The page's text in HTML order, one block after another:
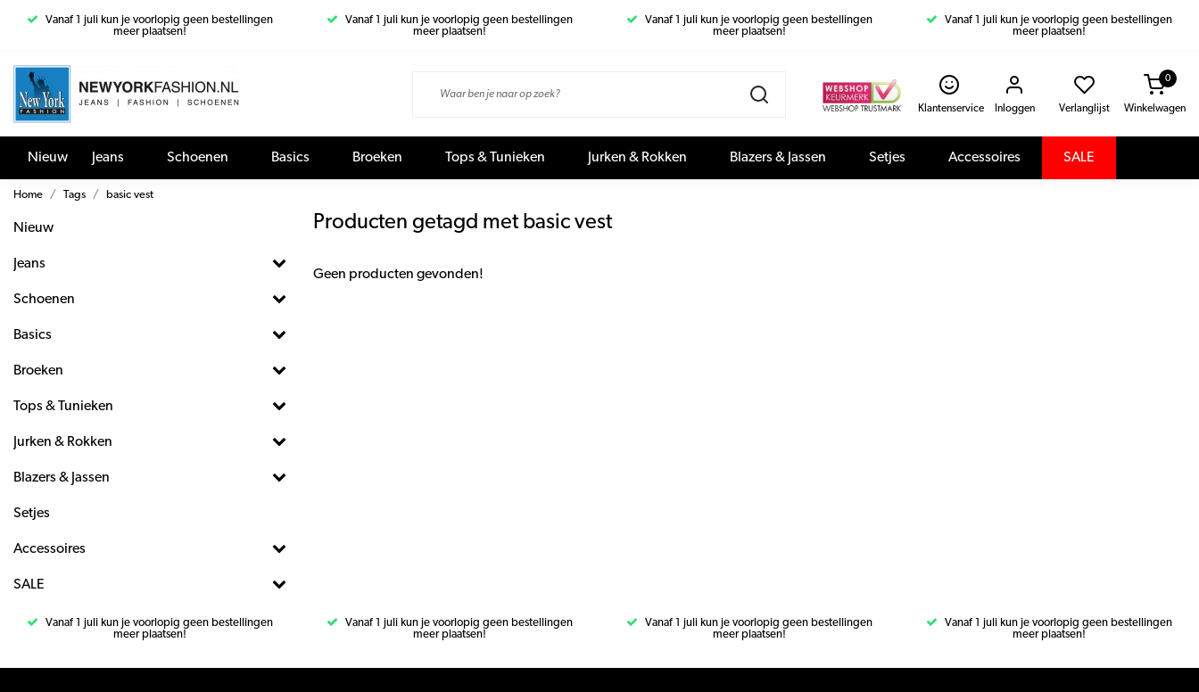
Vanaf 1 juli kun je voorlopig geen bestellingen
meer plaatsen!
Vanaf 1 juli kun je voorlopig geen bestellingen
meer plaatsen!
Vanaf 1 juli kun je voorlopig geen bestellingen
meer plaatsen!
Vanaf 1 juli kun je voorlopig geen bestellingen
meer plaatsen!
Klantenservice Inloggen Verlanglijst Winkelwagen
0
Nieuw Jeans Schoenen Basics Broeken Tops & Tunieken Jurken & Rokken Blazers & Jassen Setjes Accessoires SALE
Home Tags basic vest
Nieuw
Jeans
Schoenen
Basics
Broeken
Tops & Tunieken
Jurken & Rokken
Blazers & Jassen
Setjes
Accessoires
SALE
Producten getagd met basic vest
Geen producten gevonden!
Vanaf 1 juli kun je voorlopig geen bestellingen
meer plaatsen!
Vanaf 1 juli kun je voorlopig geen bestellingen
meer plaatsen!
Vanaf 1 juli kun je voorlopig geen bestellingen
meer plaatsen!
Vanaf 1 juli kun je voorlopig geen bestellingen
meer plaatsen!